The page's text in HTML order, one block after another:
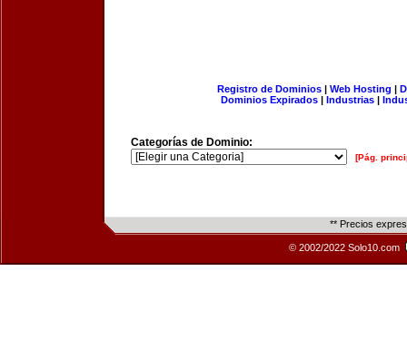
Registro de Dominios| Web Hosting |
Dominios Expirados | Industrias |
Categorías de Dominio:
[Pág.
** Precios
© 2002/2022 Solo10.com